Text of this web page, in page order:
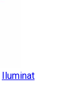
Iluminat